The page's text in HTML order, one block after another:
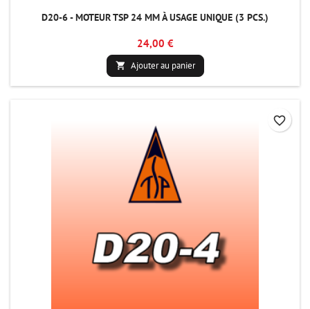
D20-6 - MOTEUR TSP 24 MM À USAGE UNIQUE (3 PCS.)
24,00 €
 Ajouter au panier
favorite_border